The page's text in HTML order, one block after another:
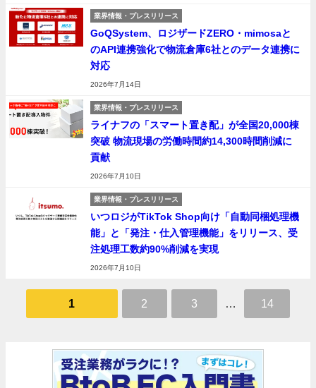
業界情報・プレスリリース
GoQSystem、ロジザードZERO・mimosaと
のAPI連携強化で物流倉庫6社とのデータ連携に
対応
2026年7月14日
業界情報・プレスリリース
ライナフの「スマート置き配」が全国20,000棟
突破 物流現場の労働時間約14,300時間削減に
貢献
2026年7月10日
業界情報・プレスリリース
いつロジがTikTok Shop向け「自動同梱処理機
能」と「発注・仕入管理機能」をリリース、受
注処理工数約90%削減を実現
2026年7月10日
1 2 3 14